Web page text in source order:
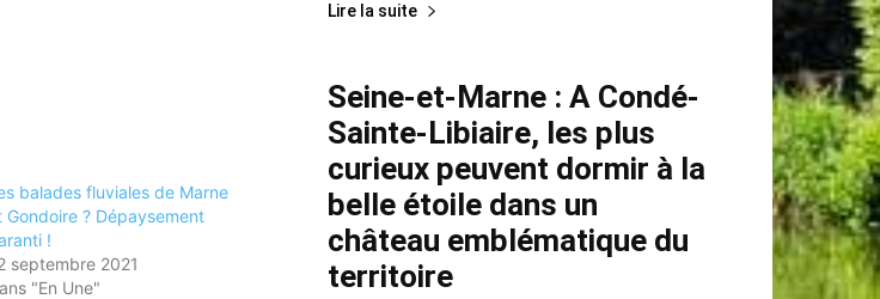
balades fluviales de Marne
Gondoire ? Dépaysement
!
septembre 2021
"En Une"
Lire la suite
Seine-et-Marne : A Condé-
Sainte-Libiaire, les plus
curieux peuvent dormir à la
belle étoile dans un
château emblématique du
territoire